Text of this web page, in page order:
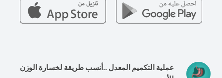
عملية التكميم المعدل ..أنسب طريقة لخسارة الوزن